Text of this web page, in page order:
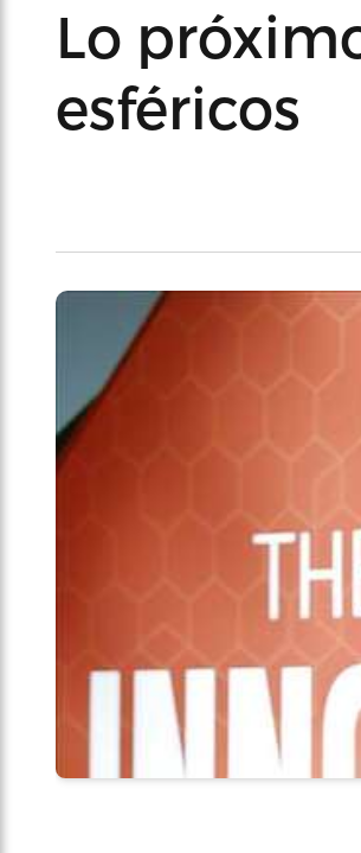
Lo
esféricos